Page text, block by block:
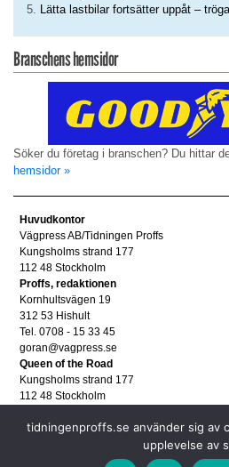
Lätta lastbilar fortsätter uppåt –
Branschens hemsidor
Söker du företag i branschen? Du hittar
hemsidor »
Huvudkontor
Vägpress AB/Tidningen Proffs
Kungsholms strand 177
112 48 Stockholm
Proffs, redaktionen
Kornhultsvägen 19
312 53 Hishult
Tel. 0708 - 15 33 45
goran@vagpress.se
Queen of the Road
Kungsholms strand 177
112 48 Stockholm
Tel. 08 - 653 83 80
tidningenproffs.se använder sig av
upplevelse av